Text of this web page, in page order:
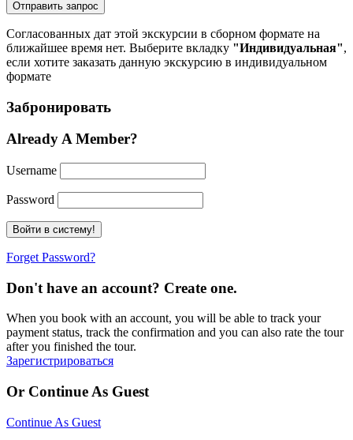
Согласованных дат этой экскурсии в сборном формате на
ближайшее время нет. Выберите вкладку "Индивидуальная",
если хотите заказать данную экскурсию в индивидуальном
формате
Забронировать
Already A Member?
Username
Password
Forget Password?
Don't have an account? Create one.
When you book with an account, you will be able to track your
payment status, track the confirmation and you can also rate the tour
after you finished the tour.
Зарегистрироваться
Or Continue As Guest
Continue As Guest